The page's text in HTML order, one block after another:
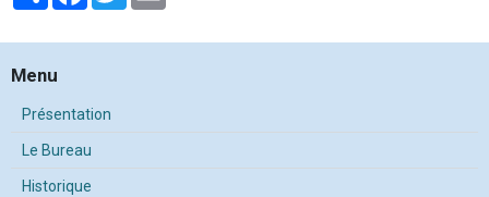
Menu
Présentation
Le Bureau
Historique